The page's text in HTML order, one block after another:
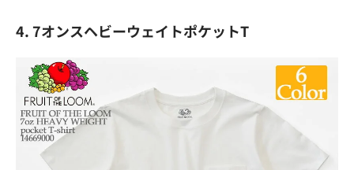
4. 7オンスヘビーウェイトポケットT